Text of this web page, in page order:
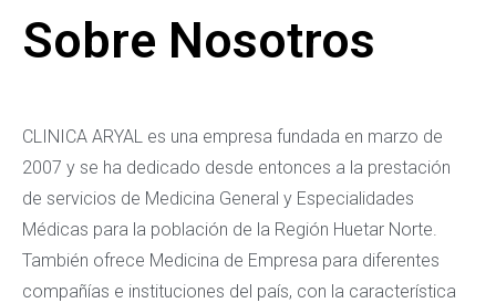
Sobre Nosotros
CLINICA ARYAL es una empresa fundada en marzo de
2007 y se ha dedicado desde entonces a la prestación
de servicios de Medicina General y Especialidades
Médicas para la población de la Región Huetar Norte.
También ofrece Medicina de Empresa para diferentes
compañías e instituciones del país, con la característica